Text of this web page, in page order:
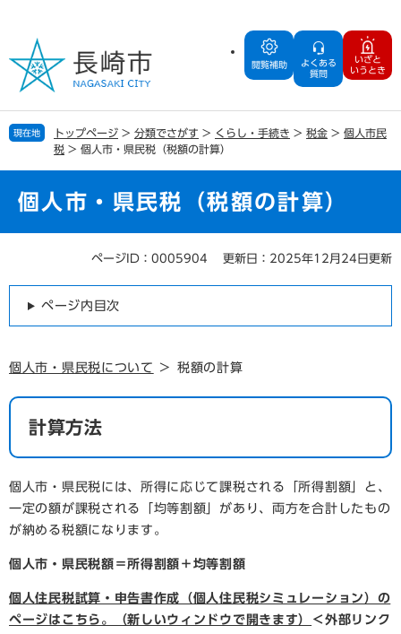
の
で
す
ー
ば
し
閲覧補助
よくある
質問
いざと
いうとき
現在地 トップページ > 分類でさがす > くらし・手続き > 税金 > 個人市民
税 > 個人市・県民税（税額の計算）
個人市・県民税（税額の計算）
ページID：0005904 更新日：2025年12月24日更新
ページ内目次
個人市・県民税について ＞ 税額の計算
計算方法
個人市・県民税には、所得に応じて課税される「所得割額」と、
一定の額が課税される「均等割額」があり、両方を合計したもの
が納める税額になります。
個人市・県民税額＝所得割額＋均等割額​
個人住民税試算・申告書作成（個人住民税シミュレーション）の
ページはこちら。（新しいウィンドウで開きます）
＜外部リンク